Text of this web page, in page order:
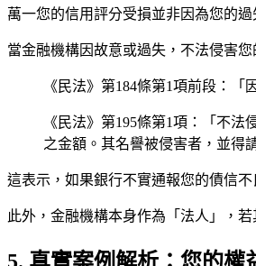
萬一您的信用評分受損並非因為您的
當金融機構因故意或過失，不法侵害
《民法》第184條第1項前段：
《民法》第195條第1項：「不
之金額。其名譽被侵害者，並得
這表示，如果銀行不實通報您的債信
此外，金融機構本身作為「法人」，